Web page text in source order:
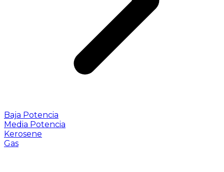
Baja Potencia
Media Potencia
Kerosene
Gas